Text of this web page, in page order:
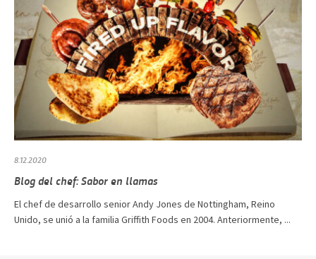
8.12.2020
Blog del chef: Sabor en llamas
El chef de desarrollo senior Andy Jones de Nottingham, Reino
Unido, se unió a la familia Griffith Foods en 2004. Anteriormente, ...